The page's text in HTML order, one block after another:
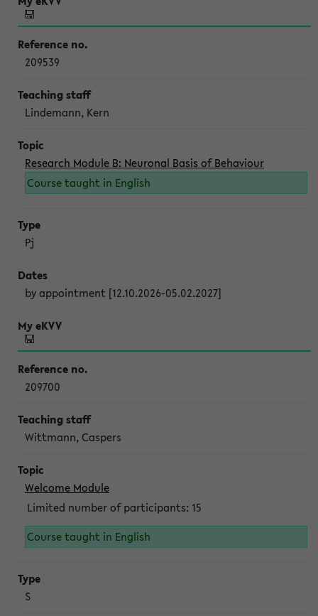
209539
Lindemann, Kern
Research Module B: Neuronal Basis of Behaviour
Course taught in English
Pj
by appointment [12.10.2026-05.02.2027]
209700
Wittmann, Caspers
Welcome Module
Limited number of participants: 15
Course taught in English
S